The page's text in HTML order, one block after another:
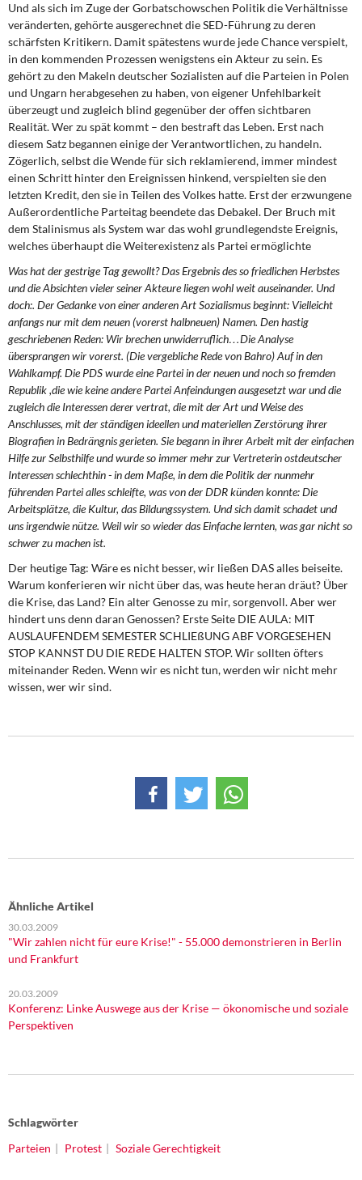
Und als sich im Zuge der Gorbatschowschen Politik die Verhältnisse
veränderten, gehörte ausgerechnet die SED-Führung zu deren
schärfsten Kritikern. Damit spätestens wurde jede Chance verspielt,
in den kommenden Prozessen wenigstens ein Akteur zu sein. Es
gehört zu den Makeln deutscher Sozialisten auf die Parteien in Polen
und Ungarn herabgesehen zu haben, von eigener Unfehlbarkeit
überzeugt und zugleich blind gegenüber der offen sichtbaren
Realität. Wer zu spät kommt – den bestraft das Leben. Erst nach
diesem Satz begannen einige der Verantwortlichen, zu handeln.
Zögerlich, selbst die Wende für sich reklamierend, immer mindest
einen Schritt hinter den Ereignissen hinkend, verspielten sie den
letzten Kredit, den sie in Teilen des Volkes hatte. Erst der erzwungene
Außerordentliche Parteitag beendete das Debakel. Der Bruch mit
dem Stalinismus als System war das wohl grundlegendste Ereignis,
welches überhaupt die Weiterexistenz als Partei ermöglichte
Was hat der gestrige Tag gewollt? Das Ergebnis des so friedlichen Herbstes
und die Absichten vieler seiner Akteure liegen wohl weit auseinander. Und
doch:. Der Gedanke von einer anderen Art Sozialismus beginnt: Vielleicht
anfangs nur mit dem neuen (vorerst halbneuen) Namen. Den hastig
geschriebenen Reden: Wir brechen unwiderruflich…Die Analyse
übersprangen wir vorerst. (Die vergebliche Rede von Bahro) Auf in den
Wahlkampf. Die PDS wurde eine Partei in der neuen und noch so fremden
Republik ,die wie keine andere Partei Anfeindungen ausgesetzt war und die
zugleich die Interessen derer vertrat, die mit der Art und Weise des
Anschlusses, mit der ständigen ideellen und materiellen Zerstörung ihrer
Biografien in Bedrängnis gerieten. Sie begann in ihrer Arbeit mit der einfachen
Hilfe zur Selbsthilfe und wurde so immer mehr zur Vertreterin ostdeutscher
Interessen schlechthin - in dem Maße, in dem die Politik der nunmehr
führenden Partei alles schleifte, was von der DDR künden konnte: Die
Arbeitsplätze, die Kultur, das Bildungssystem. Und sich damit schadet und
uns irgendwie nütze. Weil wir so wieder das Einfache lernten, was gar nicht so
schwer zu machen ist.
Der heutige Tag: Wäre es nicht besser, wir ließen DAS alles beiseite.
Warum konferieren wir nicht über das, was heute heran dräut? Über
die Krise, das Land? Ein alter Genosse zu mir, sorgenvoll. Aber wer
hindert uns denn daran Genossen? Erste Seite DIE AULA: MIT
AUSLAUFENDEM SEMESTER SCHLIEßUNG ABF VORGESEHEN
STOP KANNST DU DIE REDE HALTEN STOP. Wir sollten öfters
miteinander Reden. Wenn wir es nicht tun, werden wir nicht mehr
wissen, wer wir sind.
Ähnliche Artikel
30.03.2009
"Wir zahlen nicht für eure Krise!" - 55.000 demonstrieren in Berlin
und Frankfurt
20.03.2009
Konferenz: Linke Auswege aus der Krise — ökonomische und soziale
Perspektiven
Schlagwörter
Parteien
Protest Soziale Gerechtigkeit